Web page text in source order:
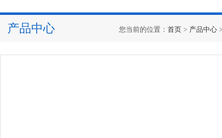
产品中心 您当前的位置： 首页 > 产品中心